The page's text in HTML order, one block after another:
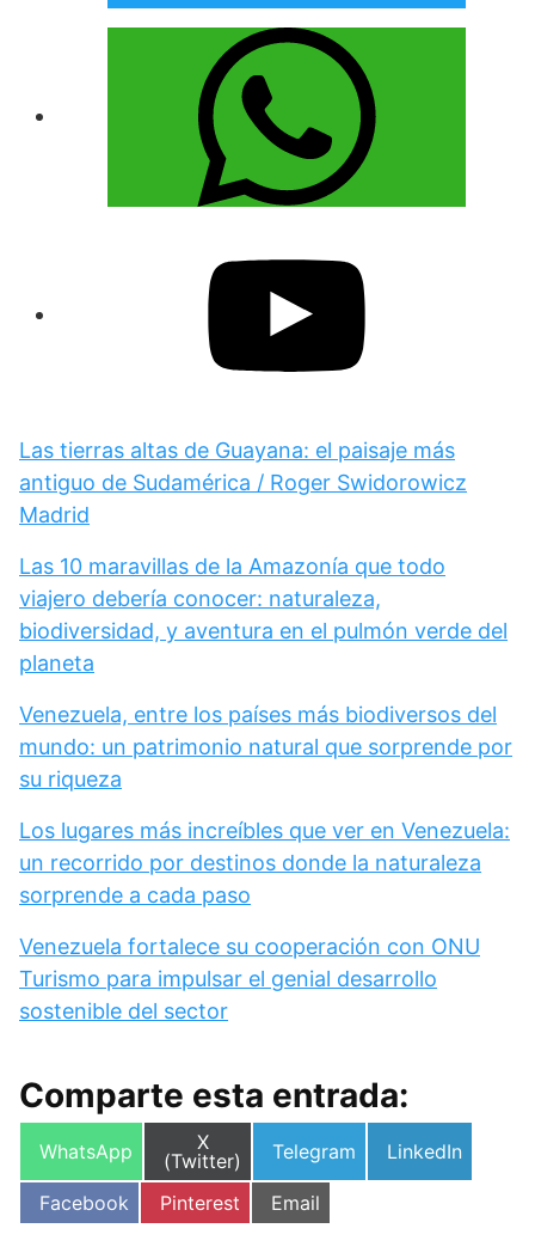
Las tierras altas de Guayana: el paisaje más
antiguo de Sudamérica / Roger Swidorowicz
Madrid
Las 10 maravillas de la Amazonía que todo
viajero debería conocer: naturaleza,
biodiversidad, y aventura en el pulmón verde del
planeta
Venezuela, entre los países más biodiversos del
mundo: un patrimonio natural que sorprende por
su riqueza
Los lugares más increíbles que ver en Venezuela:
un recorrido por destinos donde la naturaleza
sorprende a cada paso
Venezuela fortalece su cooperación con ONU
Turismo para impulsar el genial desarrollo
sostenible del sector
Comparte esta entrada:
Compartir
WhatsApp
Compartir
en
X
(Twitter)
Compartir
Telegram
Compartir
LinkedIn
Compartir
en
Facebook
Compartir
en
Pinterest
Compartir
en
Email